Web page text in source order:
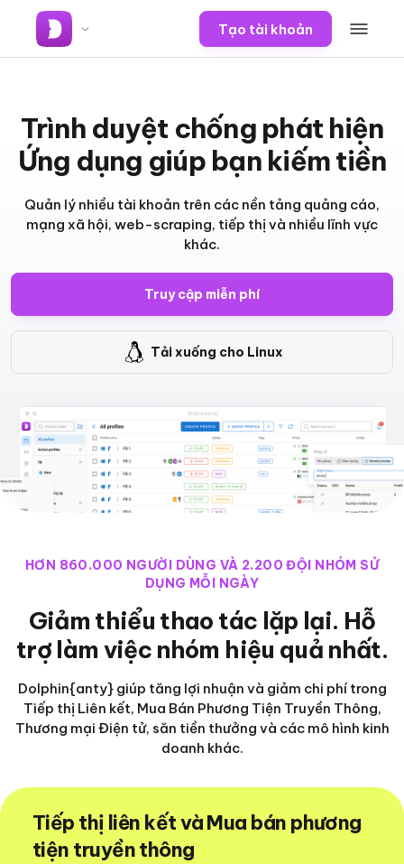
Tạo tài khoản
Trình duyệt chống phát hiện
Ứng dụng giúp bạn kiếm tiền
Quản lý nhiều tài khoản trên các nền tảng quảng cáo,
mạng xã hội, web-scraping, tiếp thị và nhiều lĩnh vực
khác.
Truy cập miễn phí
Tải xuống cho Linux
HƠN 860.000 NGƯỜI DÙNG VÀ 2.200 ĐỘI NHÓM SỬ
DỤNG MỖI NGÀY
Giảm thiểu thao tác lặp lại. Hỗ
trợ làm việc nhóm hiệu quả nhất.
Dolphin{anty} giúp tăng lợi nhuận và giảm chi phí trong
Tiếp thị Liên kết, Mua Bán Phương Tiện Truyền Thông,
Thương mại Điện tử, săn tiền thưởng và các mô hình kinh
doanh khác.
Tiếp thị liên kết và Mua bán phương
tiện truyền thông